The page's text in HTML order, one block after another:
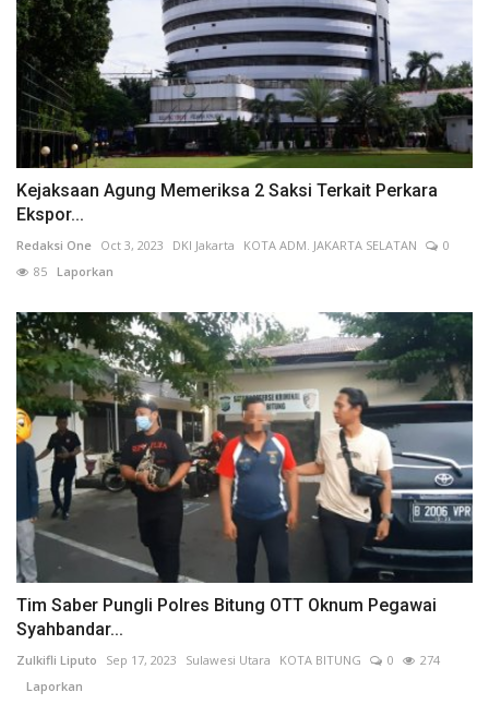
Kejaksaan Agung Memeriksa 2 Saksi Terkait Perkara
Ekspor...
Redaksi One Oct 3, 2023 DKI Jakarta KOTA ADM. JAKARTA SELATAN
0
85 Laporkan
Tim Saber Pungli Polres Bitung OTT Oknum Pegawai
Syahbandar...
Zulkifli Liputo Sep 17, 2023 Sulawesi Utara KOTA BITUNG 0
274
Laporkan